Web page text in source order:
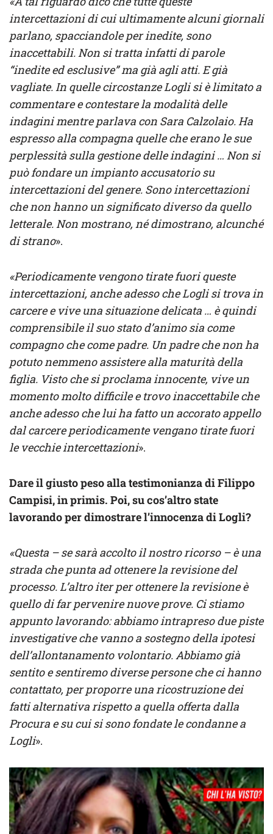
intercettazioni di cui ultimamente alcuni giornali
parlano, spacciandole per inedite, sono
inaccettabili. Non si tratta infatti di parole
“inedite ed esclusive” ma già agli atti. E già
vagliate. In quelle circostanze Logli si è limitato a
commentare e contestare la modalità delle
indagini mentre parlava con Sara Calzolaio. Ha
espresso alla compagna quelle che erano le sue
perplessità sulla gestione delle indagini … Non si
può fondare un impianto accusatorio su
intercettazioni del genere. Sono intercettazioni
che non hanno un significato diverso da quello
letterale. Non mostrano, né dimostrano, alcunché
di strano».
«Periodicamente vengono tirate fuori queste
intercettazioni, anche adesso che Logli si trova in
carcere e vive una situazione delicata … è quindi
comprensibile il suo stato d’animo sia come
compagno che come padre. Un padre che non ha
potuto nemmeno assistere alla maturità della
figlia. Visto che si proclama innocente, vive un
momento molto difficile e trovo inaccettabile che
anche adesso che lui ha fatto un accorato appello
dal carcere periodicamente vengano tirate fuori
le vecchie intercettazioni».
Dare il giusto peso alla testimonianza di Filippo
Campisi, in primis. Poi, su cos’altro state
lavorando per dimostrare l’innocenza di Logli?
«Questa – se sarà accolto il nostro ricorso – è una
strada che punta ad ottenere la revisione del
processo. L’altro iter per ottenere la revisione è
quello di far pervenire nuove prove. Ci stiamo
appunto lavorando: abbiamo intrapreso due piste
investigative che vanno a sostegno della ipotesi
dell’allontanamento volontario. Abbiamo già
sentito e sentiremo diverse persone che ci hanno
contattato, per proporre una ricostruzione dei
fatti alternativa rispetto a quella offerta dalla
Procura e su cui si sono fondate le condanne a
Logli».